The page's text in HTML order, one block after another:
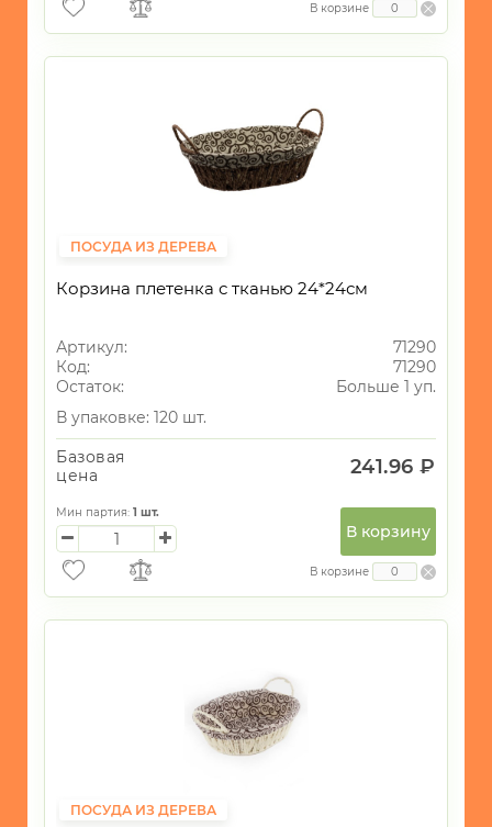
В корзине
ПОСУДА ИЗ ДЕРЕВА
Корзина плетенка с тканью 24*24см
Артикул:
71290
Код:
71290
Остаток:
Больше 1 уп.
В упаковке: 120 шт.
Базовая
цена
241.96 ₽
Мин партия: 1 шт.
В корзину
В корзине
ПОСУДА ИЗ ДЕРЕВА